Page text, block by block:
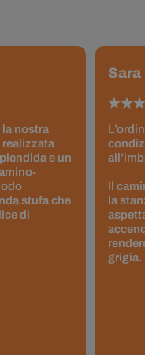
nostra
realizzata
e un
stufa che
di
Sara
Il
la
grigia.